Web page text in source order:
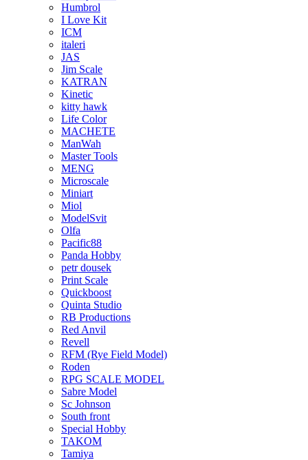
Humbrol
I Love Kit
ICM
italeri
JAS
Jim Scale
KATRAN
Kinetic
kitty hawk
Life Color
MACHETE
ManWah
Master Tools
MENG
Microscale
Miniart
Miol
ModelSvit
Olfa
Pacific88
Panda Hobby
petr dousek
Print Scale
Quickboost
Quinta Studio
RB Productions
Red Anvil
Revell
RFM (Rye Field Model)
Roden
RPG SCALE MODEL
Sabre Model
Sc Johnson
South front
Special Hobby
TAKOM
Tamiya